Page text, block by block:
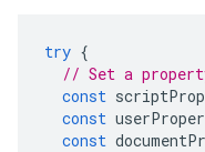
try {
// Set a
const
const
const